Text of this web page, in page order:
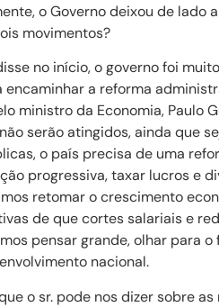
o Governo deixou de lado
movimentos?
no início, o governo foi
a reforma
ministro da Economia, Paulo
serão atingidos, ainda que
o país precisa de uma
progressiva, taxar lucros e
retomar o crescimento
de que cortes salariais e
pensar grande, olhar para
nacional.
o sr. pode nos dizer sobre